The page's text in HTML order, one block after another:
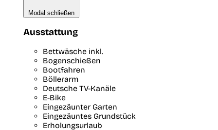
Modal schließen
Ausstattung
Bettwäsche inkl.
Bogenschießen
Bootfahren
Böllerarm
Deutsche TV-Kanäle
E-Bike
Eingezäunter Garten
Eingezäuntes Grundstück
Erholungsurlaub